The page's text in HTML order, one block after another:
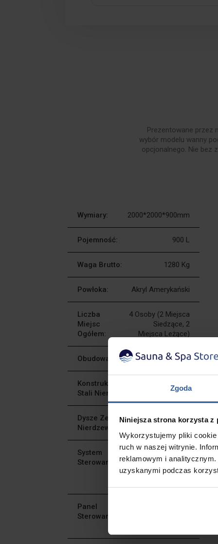
Zgoda
Niniejsza strona korzysta z
Wykorzystujemy pliki
ruch w naszej witrynie.
reklamowym i
uzyskanymi podczas
Prezentowane przez
wybór modelu wanny
opcjonalnego. Nie bez
Wymiary: 2000*2000*900mm
Pojemność: 900 L
Waga Brutto: 1280 Kg
Powłoka: Akryl Amerykański
Liczba
Miejsc
Ogółem:
4 Osoby (2 Miejsca
Siedzące, 2
Miejsca Leżące)
Obudowa PVC: Tak
Konstrukcja Stelażu Ze
Stali Nierdzewnej:
Tak
Dysze Ze Stali
Nierdzewnej:
57
System
Sterowania:
Balboa
BP601G1 Lub
Gecko YJ-3/YE-
Panel
Sterowania: